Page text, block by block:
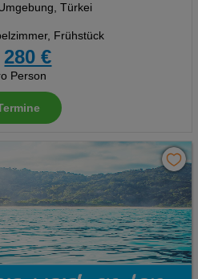
Türkei
Frühstück
280 €
Person